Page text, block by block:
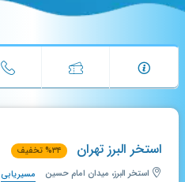
استخر البرز تهران %۳۴ تخفیف
استخر البرز، میدان امام حسین
مسیریابی